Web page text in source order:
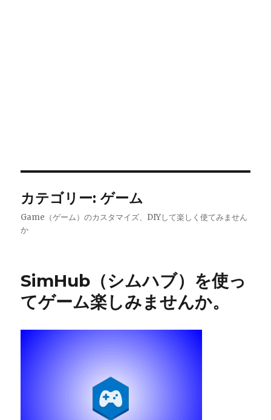
カテゴリー:ゲーム
Game（ゲーム）のカスタマイズ、DIYして楽しく使てみません
か
SimHub（シムハブ）を使っ
てゲーム楽しみませんか。